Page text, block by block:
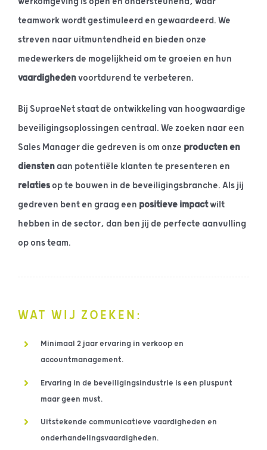
teamwork wordt gestimuleerd en gewaardeerd. We
streven naar uitmuntendheid en bieden onze
medewerkers de mogelijkheid om te groeien en hun
vaardighedenvoortdurend te verbeteren.
Bij SupraeNet staat de ontwikkeling van hoogwaardige
beveiligingsoplossingen centraal. We zoeken naar een
Sales Manager die gedreven is om onze producten en
dienstenaan potentiële klanten te presenteren en
relatiesop te bouwen in de beveiligingsbranche. Als jij
gedreven bent en graag een positieve impactwilt
hebben in de sector, dan ben jij de perfecte aanvulling
op ons team.
WAT WIJ ZOEKEN:
Minimaal 2 jaar ervaring in verkoop en
accountmanagement.
Ervaring in de beveiligingsindustrie is een pluspunt
maar geen must.
Uitstekende communicatieve vaardigheden en
onderhandelingsvaardigheden.